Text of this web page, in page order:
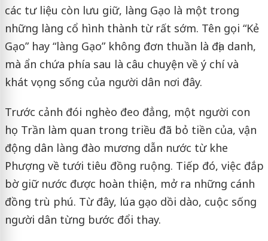
các tư liệu còn lưu giữ, làng Gạo là một trong
những làng cổ hình thành từ rất sớm. Tên gọi “Kẻ
Gạo” hay “làng Gạo” không đơn thuần là địa danh,
mà ẩn chứa phía sau là câu chuyện về ý chí và
khát vọng sống của người dân nơi đây.
Trước cảnh đói nghèo đeo đẳng, một người con
họ Trần làm quan trong triều đã bỏ tiền của, vận
động dân làng đào mương dẫn nước từ khe
Phượng về tưới tiêu đồng ruộng. Tiếp đó, việc đắp
bờ giữ nước được hoàn thiện, mở ra những cánh
đồng trù phú. Từ đây, lúa gạo dồi dào, cuộc sống
người dân từng bước đổi thay.